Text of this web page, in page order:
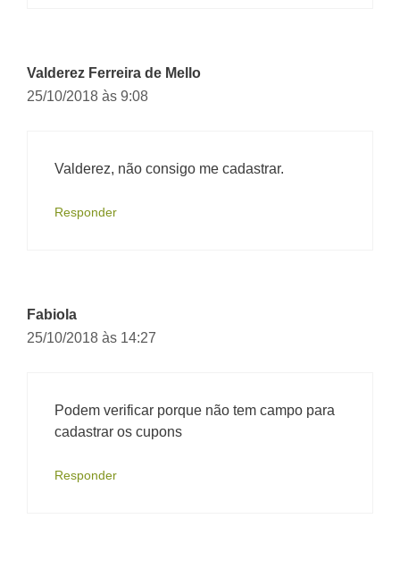
Valderez Ferreira de Mello
25/10/2018 às 9:08
Valderez, não consigo me cadastrar.
Responder
Fabiola
25/10/2018 às 14:27
Podem verificar porque não tem campo para
cadastrar os cupons
Responder